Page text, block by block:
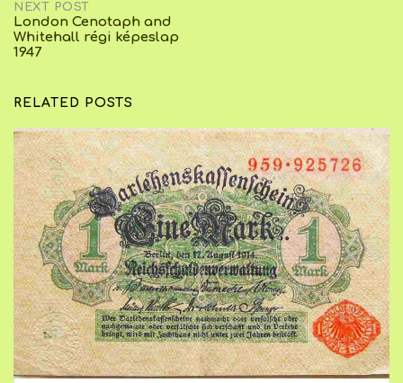
NEXT POST
London Cenotaph and
Whitehall régi képeslap
1947
RELATED POSTS